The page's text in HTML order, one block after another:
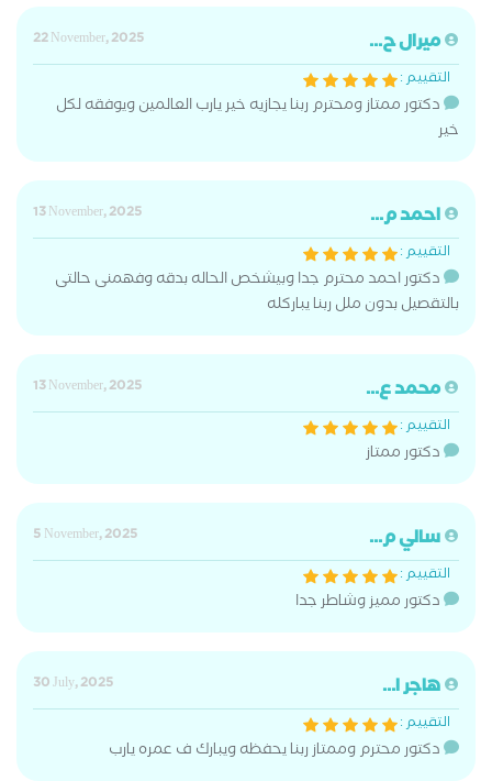
ميرال ح...
22 November, 2025
التقييم :
دكتور ممتاز ومحترم ربنا يجازيه خير يارب العالمين ويوفقه لكل
خير
احمد م...
13 November, 2025
التقييم :
دكتور احمد محترم جدا وبيشخص الحاله بدقه وفهمنى حالتى
بالتقصيل بدون ملل ربنا يباركله
محمد ع...
13 November, 2025
التقييم :
دكتور ممتاز
سالي م...
5 November, 2025
التقييم :
دكتور مميز وشاطر جدا
هاجر ا...
30 July, 2025
التقييم :
دكتور محترم وممتاز ربنا يحفظه ويبارك ف عمره يارب